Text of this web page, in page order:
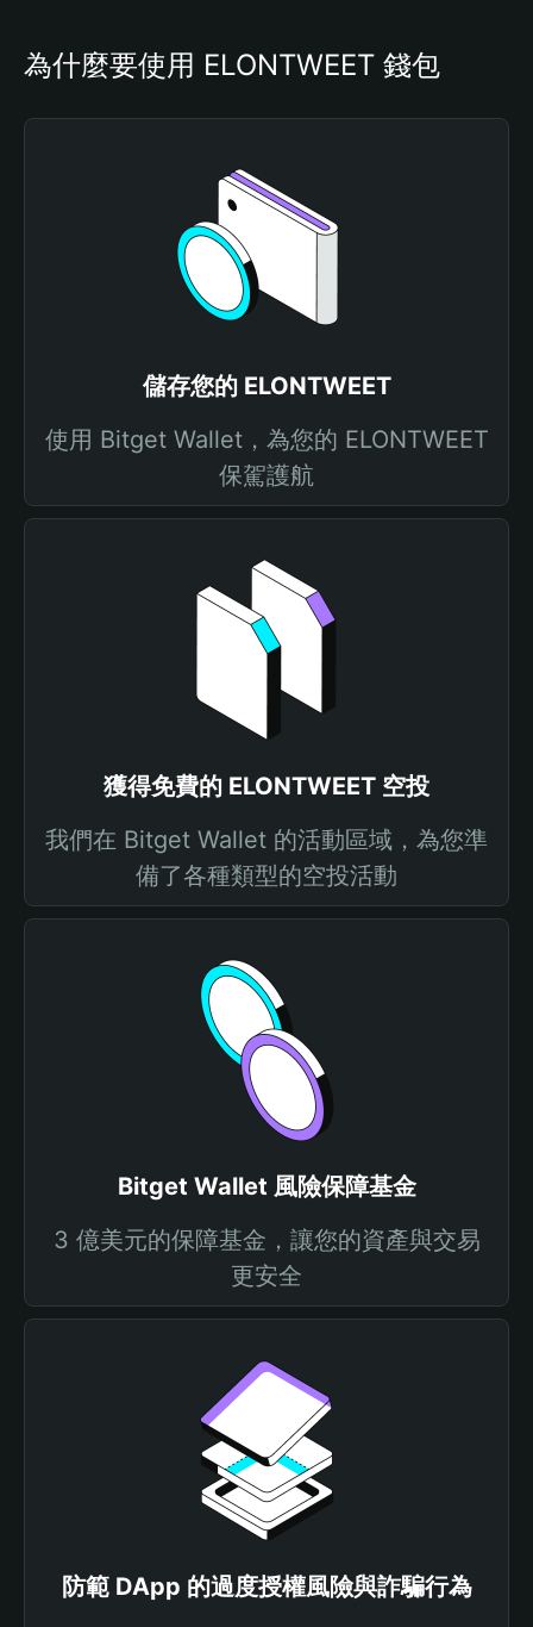
為什麼要使用 ELONTWEET 錢包
儲存您的 ELONTWEET
使用 Bitget Wallet，為您的 ELONTWEET
保駕護航
獲得免費的 ELONTWEET 空投
我們在 Bitget Wallet 的活動區域，為您準
備了各種類型的空投活動
Bitget Wallet 風險保障基金
3 億美元的保障基金，讓您的資產與交易
更安全
防範 DApp 的過度授權風險與詐騙行為